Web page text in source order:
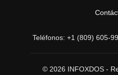
Teléfonos: +1 (809) 605-
© 2026 INFOXDOS -